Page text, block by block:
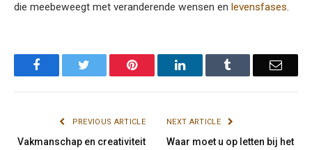
die meebeweegt met veranderende wensen en levensfases.
Facebook Pinterest LinkedIn Email
PREVIOUS ARTICLE
Vakmanschap en creativiteit
NEXT ARTICLE
Waar moet u op letten bij het